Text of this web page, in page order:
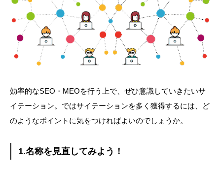
効率的なSEO・MEOを行う上で、ぜひ意識していきたいサ
イテーション。ではサイテーションを多く獲得するには、ど
のようなポイントに気をつければよいのでしょうか。
1.名称を見直してみよう！